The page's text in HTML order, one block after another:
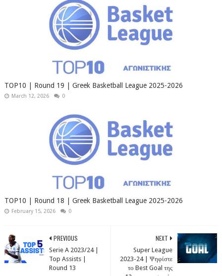
TOP10 | Round 19 | Greek Basketball League 2025-2026
March 12, 2026 0
TOP10 | Round 18 | Greek Basketball League 2025-2026
February 15, 2026 0
NEXT
Super League
2023-24 | Ψηφίστε
το Best Goal της
PREVIOUS
Serie A 2023/24 |
Top Assists |
Round 13